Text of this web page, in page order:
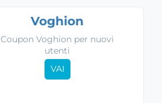
Voghion
Coupon Voghion per nuovi
utenti
VAI